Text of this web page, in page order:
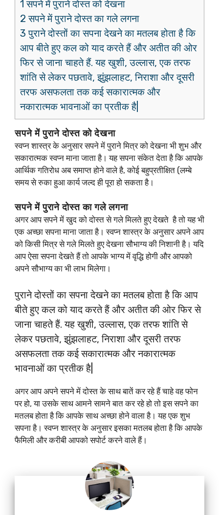
1 सपने में पुराने दोस्त को देखना
2 सपने में पुराने दोस्त का गले लगना
3 पुराने दोस्तों का सपना देखने का मतलब होता है कि
आप बीते हुए कल को याद करते हैं और अतीत की ओर
फिर से जाना चाहते हैं. यह खुशी, उल्लास, एक तरफ
शांति से लेकर पछतावे, झुंझलाहट, निराशा और दूसरी
तरफ असफलता तक कई सकारात्मक और
नकारात्मक भावनाओं का प्रतीक है|
सपने में पुराने दोस्त को देखना
स्वप्न शास्त्र के अनुसार सपने में पुराने मित्र को देखना भी शुभ और
सकारात्मक स्वप्न माना जाता है। यह सपना संकेत देता है कि आपके
आर्थिक गतिरोध अब समाप्त होने वाले है, कोई बहुप्रतीक्षित (लम्बे
समय से रुका हुआ कार्य जल्द ही पूरा हो सकता है।
सपने में पुराने दोस्त का गले लगना
अगर आप सपने में खुद को दोस्त से गले मिलते हुए देखते है तो यह भी
एक अच्छा सपना माना जाता है। स्वप्न शास्त्र के अनुसार अपने आप
को किसी मित्र से गले मिलते हुए देखना सौभाग्य की निशानी है। यदि
आप ऐसा सपना देखते हैं तो आपके भाग्य में वृद्धि होगी और आपको
अपने सौभाग्य का भी लाभ मिलेगा।
पुराने दोस्तों का सपना देखने का मतलब होता है कि आप
बीते हुए कल को याद करते हैं और अतीत की ओर फिर से
जाना चाहते हैं. यह खुशी, उल्लास, एक तरफ शांति से
लेकर पछतावे, झुंझलाहट, निराशा और दूसरी तरफ
असफलता तक कई सकारात्मक और नकारात्मक
भावनाओं का प्रतीक है|
अगर आप अपने सपने में दोस्त के साथ बातें कर रहे हैं चाहे वह फोन
पर हो, या उसके साथ आमने सामने बात कर रहे हो तो इस सपने का
मतलब होता है कि आपके साथ अच्छा होने वाला है। यह एक शुभ
सपना है। स्वप्न शास्त्र के अनुसार इसका मतलब होता है कि आपके
फैमिली और करीबी आपको सपोर्ट करने वाले हैं।